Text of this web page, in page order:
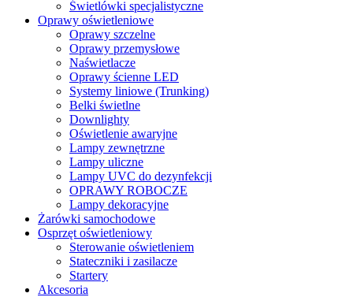
Świetlówki specjalistyczne
Oprawy oświetleniowe
Oprawy szczelne
Oprawy przemysłowe
Naświetlacze
Oprawy ścienne LED
Systemy liniowe (Trunking)
Belki świetlne
Downlighty
Oświetlenie awaryjne
Lampy zewnętrzne
Lampy uliczne
Lampy UVC do dezynfekcji
OPRAWY ROBOCZE
Lampy dekoracyjne
Żarówki samochodowe
Osprzęt oświetleniowy
Sterowanie oświetleniem
Stateczniki i zasilacze
Startery
Akcesoria